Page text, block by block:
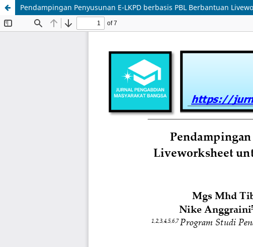
Pendampingan Penyusunan E-LKPD berbasis PBL Berbantuan